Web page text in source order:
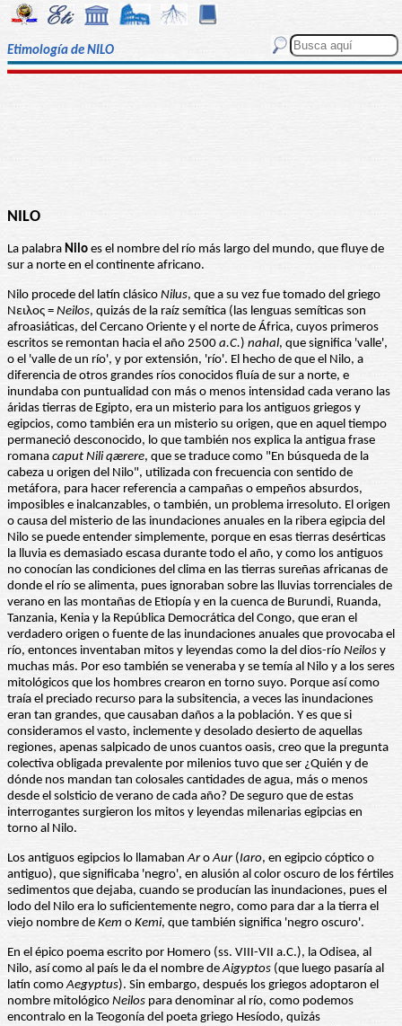
Etimología de NILO
NILO
La palabra Nilo es el nombre del río más largo del mundo, que fluye de
sur a norte en el continente africano.
Nilo procede del latín clásico Nilus, que a su vez fue tomado del griego
Νειλος = Neilos, quizás de la raíz semítica (las lenguas semíticas son
afroasiáticas, del Cercano Oriente y el norte de África, cuyos primeros
escritos se remontan hacia el año 2500 a.C.) nahal, que significa 'valle',
o el 'valle de un río', y por extensión, 'río'. El hecho de que el Nilo, a
diferencia de otros grandes ríos conocidos fluía de sur a norte, e
inundaba con puntualidad con más o menos intensidad cada verano las
áridas tierras de Egipto, era un misterio para los antiguos griegos y
egipcios, como también era un misterio su origen, que en aquel tiempo
permaneció desconocido, lo que también nos explica la antigua frase
romana caput Nili qærere, que se traduce como "En búsqueda de la
cabeza u origen del Nilo", utilizada con frecuencia con sentido de
metáfora, para hacer referencia a campañas o empeños absurdos,
imposibles e inalcanzables, o también, un problema irresoluto. El origen
o causa del misterio de las inundaciones anuales en la ribera egipcia del
Nilo se puede entender simplemente, porque en esas tierras desérticas
la lluvia es demasiado escasa durante todo el año, y como los antiguos
no conocían las condiciones del clima en las tierras sureñas africanas de
donde el río se alimenta, pues ignoraban sobre las lluvias torrenciales de
verano en las montañas de Etiopía y en la cuenca de Burundi, Ruanda,
Tanzania, Kenia y la República Democrática del Congo, que eran el
verdadero origen o fuente de las inundaciones anuales que provocaba el
río, entonces inventaban mitos y leyendas como la del dios-río Neilos y
muchas más. Por eso también se veneraba y se temía al Nilo y a los seres
mitológicos que los hombres crearon en torno suyo. Porque así como
traía el preciado recurso para la subsitencia, a veces las inundaciones
eran tan grandes, que causaban daños a la población. Y es que si
consideramos el vasto, inclemente y desolado desierto de aquellas
regiones, apenas salpicado de unos cuantos oasis, creo que la pregunta
colectiva obligada prevalente por milenios tuvo que ser ¿Quién y de
dónde nos mandan tan colosales cantidades de agua, más o menos
desde el solsticio de verano de cada año? De seguro que de estas
interrogantes surgieron los mitos y leyendas milenarias egipcias en
torno al Nilo.
Los antiguos egipcios lo llamabanAroAur(Iaro, en egipcio cóptico o
antiguo), que significaba 'negro', en alusión al color oscuro de los fértiles
sedimentos que dejaba, cuando se producían las inundaciones, pues el
lodo del Nilo era lo suficientemente negro, como para dar a la tierra el
viejo nombre de Kem o Kemi, que también significa 'negro oscuro'.
En el épico poema escrito por Homero (ss. VIII-VII a.C.), la Odisea, al
Nilo, así como al país le da el nombre deAigyptos (que luego pasaría al
latín comoAegyptus). Sin embargo, después los griegos adoptaron el
nombre mitológico Neilos para denominar al río, como podemos
encontralo en la Teogonía del poeta griego Hesíodo, quizás